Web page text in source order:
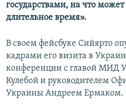
государствами, на что может
длительное время».
В своем фейсбуке Сийярто
кадрами его визита в
конференции с главой МИД
Кулебой и руководителем
Украины Андреем Ермаком.